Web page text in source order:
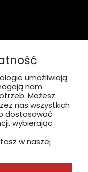
zobacz, jak dojechać
umożliwiają
nam
Możesz
nas wszystkich
dostosować
wybierając
w naszej